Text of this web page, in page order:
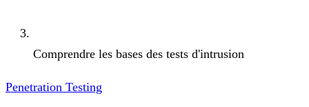
Comprendre les bases des tests d'intrusion
Penetration Testing